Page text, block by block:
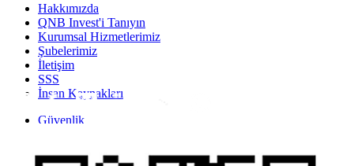
Hakkımızda
QNB Invest'i Tanıyın
Kurumsal Hizmetlerimiz
Şubelerimiz
İletişim
SSS
İnsan Kaynakları
Güvenlik
İhbar Formu
Link